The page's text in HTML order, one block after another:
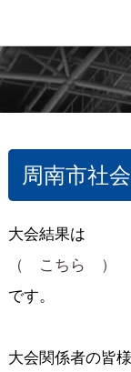
周南市社
大会結果は
（ こちら ）
です。
大会関係者の皆